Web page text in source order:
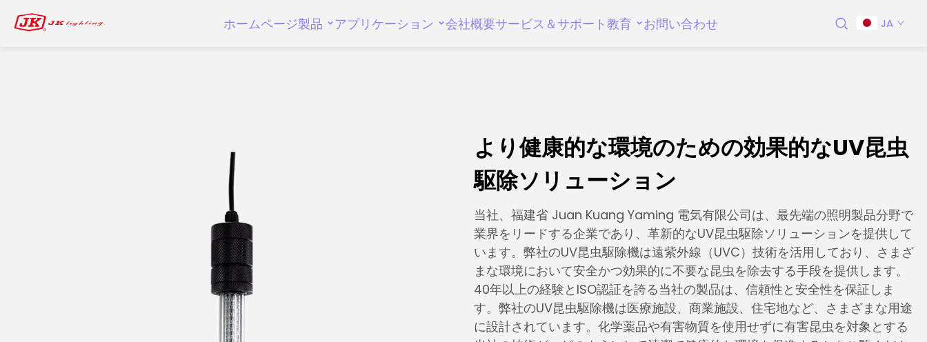
ホームページ製品 アプリケーション 会社概要サービス＆サポート教育 お問い合わせ JA
より健康的な環境のための効果的なUV昆虫
駆除ソリューション
当社、福建省 Juan Kuang Yaming 電気有限公司は、最先端の照明製品分野で
業界をリードする企業であり、革新的なUV昆虫駆除ソリューションを提供して
います。弊社のUV昆虫駆除機は遠紫外線（UVC）技術を活用しており、さまざ
まな環境において安全かつ効果的に不要な昆虫を除去する手段を提供します。
40年以上の経験とISO認証を誇る当社の製品は、信頼性と安全性を保証しま
す。弊社のUV昆虫駆除機は医療施設、商業施設、住宅地など、さまざまな用途
に設計されています。化学薬品や有害物質を使用せずに有害昆虫を対象とする